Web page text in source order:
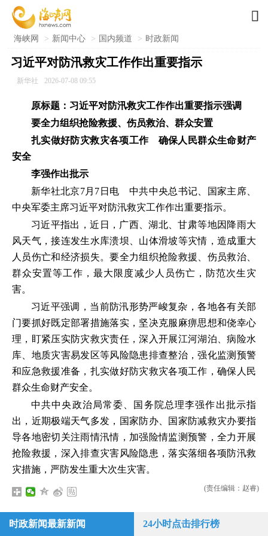

海峡网 > 新闻中心 > 国内频道 > 时政新闻
习近平对防汛救灾工作作出重要指示
新华社 2026-07-08 09:55
原标题：习近平对防汛救灾工作作出重要指示强调
要全力组织抢险救援、伤员救治、群众安置
扎实做好防灾救灾各项工作 确保人民群众生命财产
安全
李强作出批示
新华社北京7月7日电 中共中央总书记、国家主席、
中央军委主席习近平对防汛救灾工作作出重要指示。
习近平指出，近日，广西、湖北、甘肃等地因降雨大
风天气，接连发生水库溃坝、山体滑坡等灾情，造成重大
人员伤亡和经济损失。要全力组织抢险救援、伤员救治、
群众安置等工作，最大限度减少人员伤亡，防范次生灾
害。
习近平强调，当前防汛形势严峻复杂，各地各有关部
门要抓好既定部署措施落实，坚决克服麻痹思想和侥幸心
理，盯紧压实防灾救灾责任，深入开展江河湖泊、病险水
库、地质灾害易发区等风险隐患排查整治，强化监测预警
和应急救援准备，扎实做好防灾救灾各项工作，确保人民
群众生命财产安全。
中共中央政治局常委、国务院总理李强作出批示指
出，近期极端天气多发，国家防办、国家防减救灾办要指
导各地密切关注雨情汛情，加强险情监测预警，全力开展
抢险救援，深入排查灾害风险隐患，落实落细各项防汛救
灾措施，严防发生重大次生灾害。
(责任编辑：赵睿)
时政新闻最新新闻 24小时点击排行榜